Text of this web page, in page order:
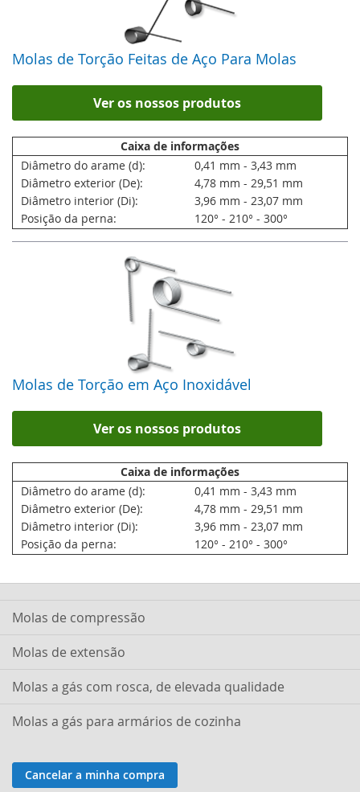
Molas de Torção Feitas de Aço Para Molas
Ver os nossos produtos
Caixa de informações
Diâmetro do arame (d):
0,41 mm - 3,43 mm
Diâmetro exterior (De):
4,78 mm - 29,51 mm
Diâmetro interior (Di):
3,96 mm - 23,07 mm
Posição da perna:
120° - 210° - 300°
Molas de Torção em Aço Inoxidável
Ver os nossos produtos
Caixa de informações
Diâmetro do arame (d):
0,41 mm - 3,43 mm
Diâmetro exterior (De):
4,78 mm - 29,51 mm
Diâmetro interior (Di):
3,96 mm - 23,07 mm
Posição da perna:
120° - 210° - 300°
Molas de compressão
Molas de extensão
Molas a gás com rosca, de elevada qualidade
Molas a gás para armários de cozinha
Cancelar a minha compra